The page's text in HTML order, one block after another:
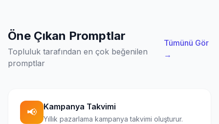
Öne Çıkan Promptlar
Topluluk tarafından en çok beğenilen
promptlar
Tümünü Gör
→
📢 Kampanya Takvimi
Yıllık pazarlama kampanya takvimi oluşturur.